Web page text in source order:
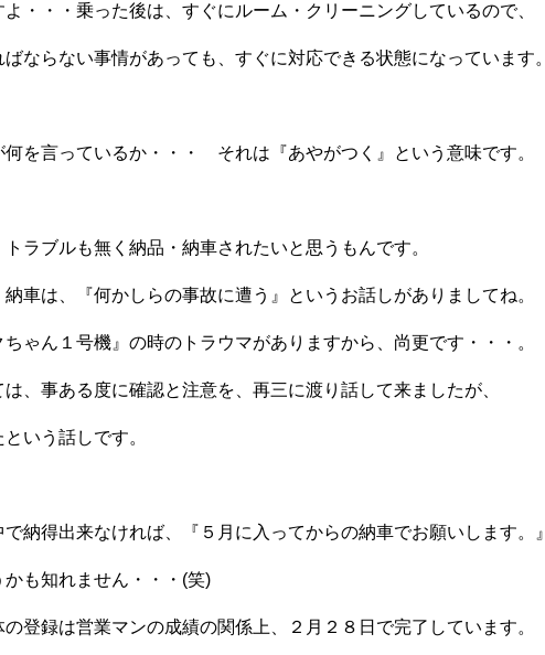
・・・乗った後は、すぐにルーム・クリーニングしているので、
ならない事情があっても、すぐに対応できる状態になっています。
何を言っているか・・・ それは『あやがつく』という意味です。
ラブルも無く納品・納車されたいと思うもんです。
車は、『何かしらの事故に遭う』というお話しがありましてね。
ゃん１号機』の時のトラウマがありますから、尚更です・・・。
、事ある度に確認と注意を、再三に渡り話して来ましたが、
いう話しです。
納得出来なければ、『５月に入ってからの納車でお願いします。』
も知れません・・・(笑)
登録は営業マンの成績の関係上、２月２８日で完了しています。